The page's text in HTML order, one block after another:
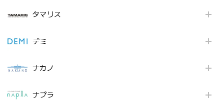
タマリス
デミ
ナカノ
ナプラ